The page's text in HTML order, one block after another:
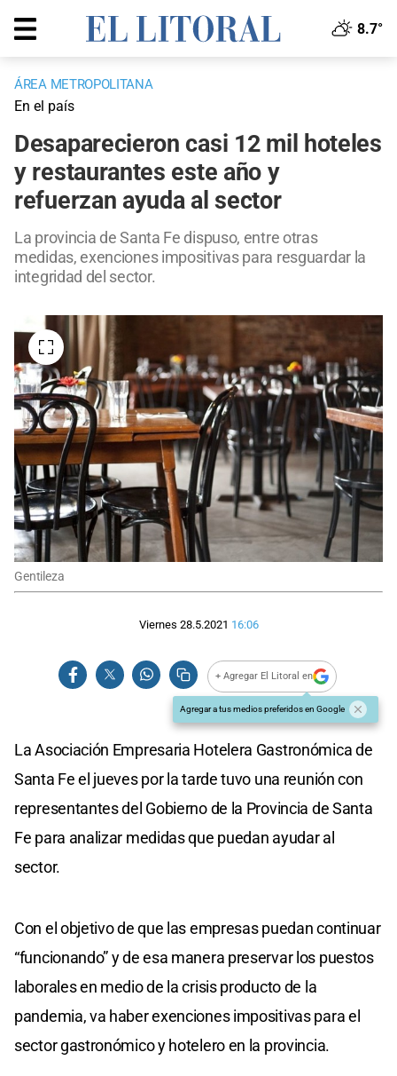
8.7°
ÁREA METROPOLITANA
En el país
Desaparecieron casi 12 mil hoteles
y restaurantes este año y
refuerzan ayuda al sector
La provincia de Santa Fe dispuso, entre otras
medidas, exenciones impositivas para resguardar la
integridad del sector.
Gentileza
Viernes 28.5.2021 16:06
+ Agregar El Litoral en
Agregar a tus medios preferidos en Google
La Asociación Empresaria Hotelera Gastronómica de
Santa Fe el jueves por la tarde tuvo una reunión con
representantes del Gobierno de la Provincia de Santa
Fe para analizar medidas que puedan ayudar al
sector.
Con el objetivo de que las empresas puedan continuar
“funcionando” y de esa manera preservar los puestos
laborales en medio de la crisis producto de la
pandemia, va haber exenciones impositivas para el
sector gastronómico y hotelero en la provincia.